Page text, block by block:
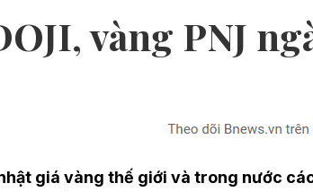
vàng PNJ
giá vàng thế giới và trong nước